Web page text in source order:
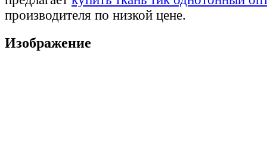
производителя по низкой цене.
Изображение